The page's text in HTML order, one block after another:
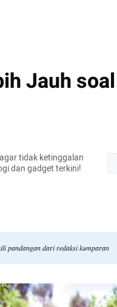
Jauh
tidak ketinggalan
dan gadget terkini!
pandangan dari redaksi kumparan